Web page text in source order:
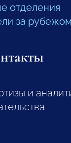
отделения
за рубежом
и